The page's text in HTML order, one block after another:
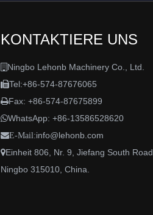
KONTAKTIERE UNS
 Ningbo Lehonb Machinery Co., Ltd.
Tel:+86-574-87676065
Fax: +86-574-87675899
WhatsApp: +86-13586528620
E-Mail:info@lehonb.com
Einheit 806, Nr. 9, Jiefang South Road,
Ningbo 315010, China.